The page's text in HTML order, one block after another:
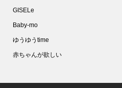
GISELe
Baby-mo
ゆうゆうtime
赤ちゃんが欲しい